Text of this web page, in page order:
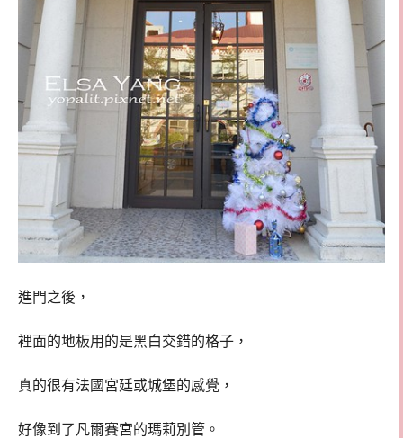
進門之後，
裡面的地板用的是黑白交錯的格子，
真的很有法國宮廷或城堡的感覺，
好像到了凡爾賽宮的瑪莉別管。